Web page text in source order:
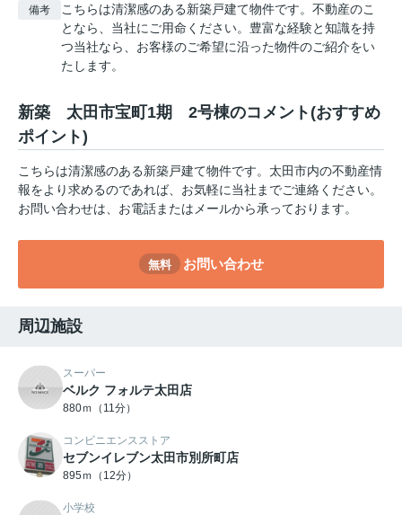
備考
こちらは清潔感のある新築戸建て物件です。不動産のこ
となら、当社にご用命ください。豊富な経験と知識を持
つ当社なら、お客様のご希望に沿った物件のご紹介をい
たします。
新築 太田市宝町1期 2号棟のコメント(おすすめ
ポイント)
こちらは清潔感のある新築戸建て物件です。太田市内の不動産情
報をより求めるのであれば、お気軽に当社までご連絡ください。
お問い合わせは、お電話またはメールから承っております。
無料 お問い合わせ
周辺施設
スーパー
ベルク フォルテ太田店
880ｍ（11分）
コンビニエンスストア
セブンイレブン太田市別所町店
895ｍ（12分）
小学校